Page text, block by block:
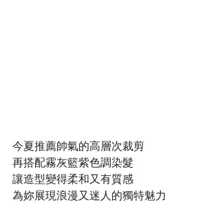
今夏推薦帥氣的高層次裁剪
再搭配霧灰籃紫色調染髮
讓造型變得柔和又有質感
為妳展現浪漫又迷人的獨特魅力